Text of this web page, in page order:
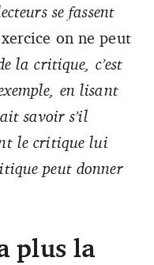
se fassent
on ne peut
la critique, c’est
en lisant
savoir s’il
le critique lui
peut donner
plus la